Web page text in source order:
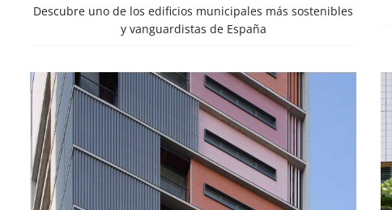
Descubre uno de los edificios municipales más sostenibles
y vanguardistas de España